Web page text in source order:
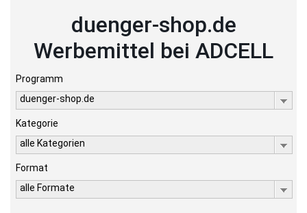
duenger-shop.de
Werbemittel bei ADCELL
Programm
duenger-shop.de
Kategorie
alle Kategorien
Format
alle Formate